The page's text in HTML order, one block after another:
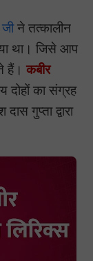
ने तत्कालीन
था। जिसे आप
हैं। कबीर
दोहों का संग्रह
गुप्ता द्वारा